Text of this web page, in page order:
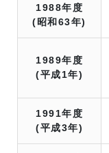
1988年度
(昭和63年)
1989年度
(平成1年)
1991年度
(平成3年)